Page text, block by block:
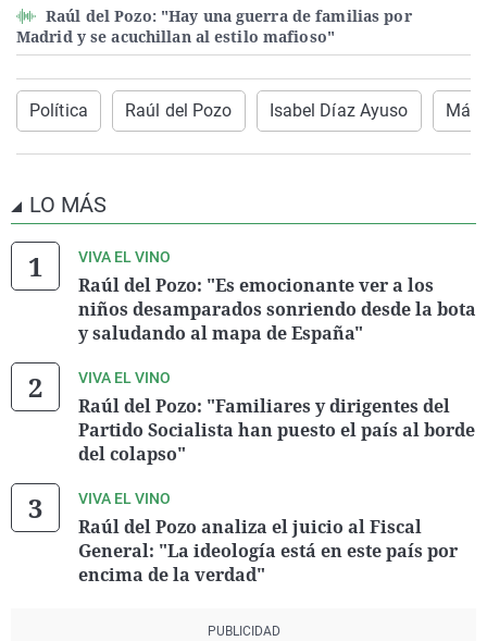
Raúl del Pozo: "Hay una guerra de familias por
Madrid y se acuchillan al estilo mafioso"
Política Raúl del Pozo Isabel Díaz Ayuso Más
LO MÁS
VIVA EL VINO
Raúl del Pozo: "Es emocionante ver a los
niños desamparados sonriendo desde la bota
y saludando al mapa de España"
VIVA EL VINO
Raúl del Pozo: "Familiares y dirigentes del
Partido Socialista han puesto el país al borde
del colapso"
VIVA EL VINO
Raúl del Pozo analiza el juicio al Fiscal
General: "La ideología está en este país por
encima de la verdad"